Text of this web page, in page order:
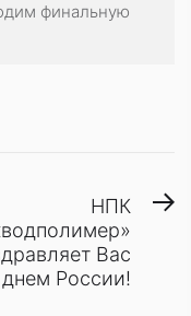
финальную
НПК
Вас
днем России!